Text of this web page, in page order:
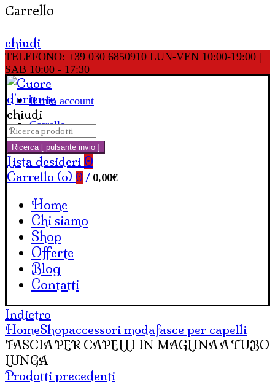
Carrello
chiudi
TELEFONO: +39 030 6850910 LUN-VEN 10:00-19:00 |
SAB 10:00 - 17:30
Il mio account
Carrello
chiudi
Cerca:
Ricerca [ pulsante invio ]
Lista desideri 0
Carrello (o) 0 / 0,00€
Home
Chi siamo
Shop
Offerte
Blog
Contatti
Indietro
HomeShopaccessori modafasce per capelli
FASCIA PER CAPELLI IN MAGLINA A TUBO
LUNGA
Prodotti precedenti